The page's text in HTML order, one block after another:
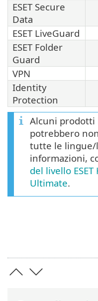
ESET Secure
Data
ESET LiveGuard
ESET Folder
Guard
VPN
Identity
Protection
Alcuni prodotti
potrebbero
tutte le
informazioni,
del livello
Ultimate.